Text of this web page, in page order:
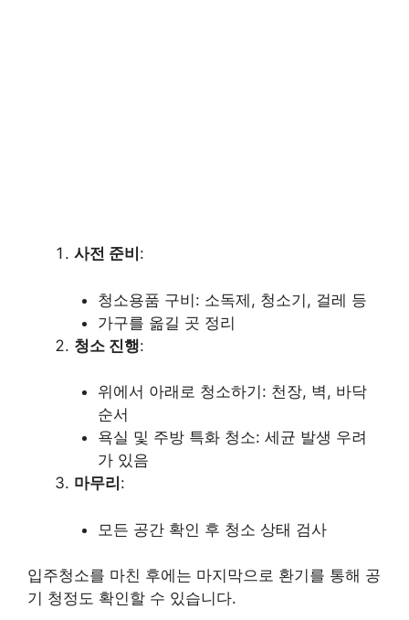
사전 준비 :
청소용품 구비: 소독제, 청소기, 걸레 등
가구를 옮길 곳 정리
청소 진행:
위에서 아래로 청소하기: 천장, 벽, 바닥
순서
욕실 및 주방 특화 청소: 세균 발생 우려
가 있음
마무리 :
모든 공간 확인 후 청소 상태 검사
입주청소를 마친 후에는 마지막으로 환기를 통해 공
기 청정도 확인할 수 있습니다.